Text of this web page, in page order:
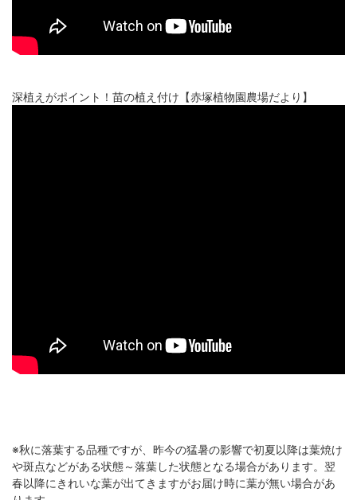
深植えがポイント！苗の植え付け【赤塚植物園農場だより】
※秋に落葉する品種ですが、昨今の猛暑の影響で初夏以降は葉焼け
や斑点などがある状態～落葉した状態となる場合があります。翌
春以降にきれいな葉が出てきますがお届け時に葉が無い場合があ